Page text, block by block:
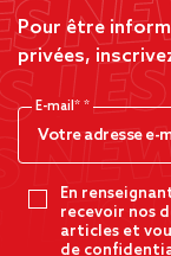
Pour être
privées,
E-mail*
En
recevoir nos
articles et
de